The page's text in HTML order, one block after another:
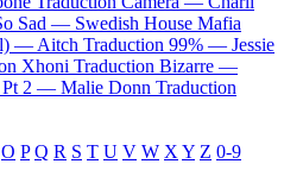
Sad — Swedish House Mafia
— Aitch Traduction 99% — Jessie
Xhoni Traduction Bizarre —
Pt 2 — Malie Donn Traduction
O P Q R S T U V W X Y Z 0-9